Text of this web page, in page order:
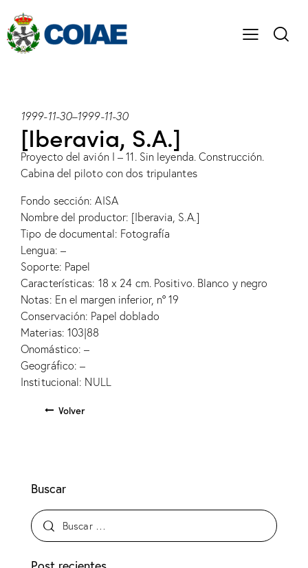
1999-11-30–1999-11-30
[Iberavia, S.A.]
Proyecto del avión I – 11. Sin leyenda. Construcción.
Cabina del piloto con dos tripulantes
Fondo sección: AISA
Nombre del productor: [Iberavia, S.A.]
Tipo de documental: Fotografía
Lengua: –
Soporte: Papel
Características: 18 x 24 cm. Positivo. Blanco y negro
Notas: En el margen inferior, nº 19
Conservación: Papel doblado
Materias: 103|88
Onomástico: –
Geográfico: –
Institucional: NULL
Volver
Buscar